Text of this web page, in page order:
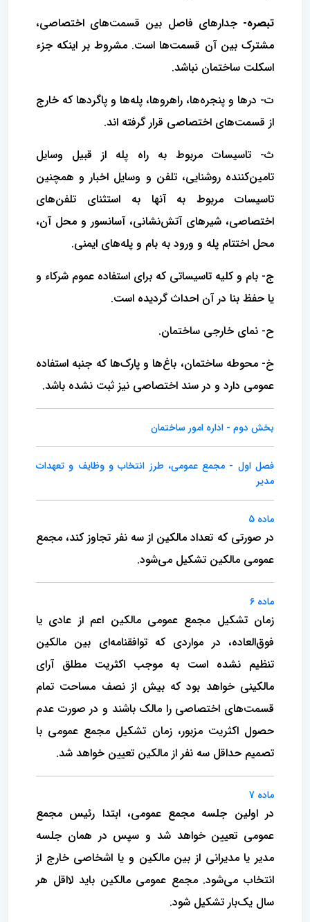
تبصره- جدارهای فاصل بین قسمت‌های‌ اختصاصی‌،
مشترک بین‌ آن قسمت‌ها است‌. مشروط بر اینکه جزء
اسکلت ساختمان نباشد.
ت- درها و پنجره‌ها، راهروها، پله‌ها و پاگردها که خارج
از قسمت‌های اختصاصی قرار گرفته اند.
ث- تاسیسات مربوط به راه پله از قبیل وسایل
تامین‌کننده‌ روشنایی‌، تلفن و وسایل اخبار و همچنین
تاسیسات مربوط به آنها به استثنای تلفن‌های
اختصاصی‌، شیرهای آتش‌نشانی‌، آسانسور و محل آن‌،
محل اختتام پله و ورود به بام و پله‌های ایمنی‌.
ج- بام و کلیه تاسیساتی که برای استفاده عموم شرکاء و
یا حفظ ‌بنا در آن احداث گردیده است‌.
ح- نمای خارجی ساختمان‌.
خ- محوطه ساختمان‌، باغ‌ها و پارک‌ها که جنبه استفاده
عمومی‌ دارد و در سند اختصاصی نیز ثبت نشده باشد.
بخش دوم‌ - اداره امور ساختمان‌
فصل اول‌ - مجمع عمومی‌، طرز انتخاب و وظایف و تعهدات
مدیر
ماده 5
در صورتی که تعداد مالکین از سه نفر تجاوز کند، مجمع
عمومی مالکین تشکیل می‌شود.
ماده 6
زمان تشکیل مجمع عمومی مالکین اعم از عادی یا
فوق‌العاده‌، در مواردی که توافقنامه‌ای بین مالکین
تنظیم نشده است‌ به موجب اکثریت مطلق آرای
مالکینی خواهد بود که بیش از نصف‌ مساحت تمام
قسمت‌های اختصاصی را مالک باشند و در صورت‌ عدم
حصول اکثریت مزبور، زمان تشکیل مجمع عمومی با
تصمیم حداقل سه نفر از مالکین تعیین خواهد شد.
ماده 7
در اولین جلسه مجمع عمومی‌، ابتدا رئیس مجمع‌
عمومی تعیین خواهد شد و سپس در همان جلسه
مدیر یا مدیرانی‌ از بین مالکین و یا اشخاصی خارج از
انتخاب می‌شود. مجمع‌ عمومی مالکین باید لااقل هر
سال یک‌بار تشکیل شود.